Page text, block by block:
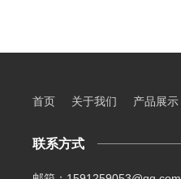
首页 关于我们 产品展示
联系方式